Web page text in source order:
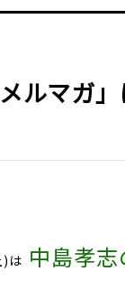
ルマガ
は 中島孝